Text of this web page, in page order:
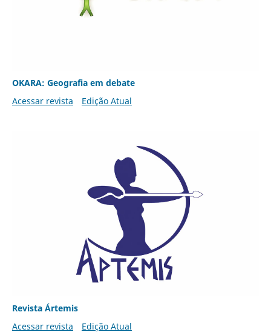
OKARA: Geografia em debate
Acessar revista
Edição Atual
Revista Ártemis
Acessar revista
Edição Atual